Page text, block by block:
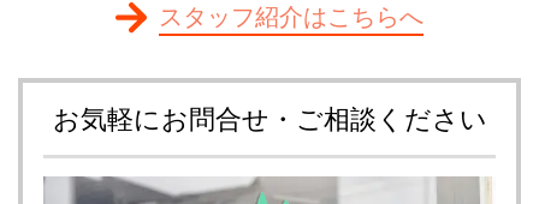
スタッフ紹介はこちらへ
お気軽にお問合せ・ご相談ください